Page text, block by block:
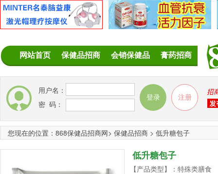
网站首页 保健品招商 会销保健品 膏药招商
用户名：
密 码：
您现在的位置： 868保健品招商网> 保健品招商 > 低升糖包子
低升糖包子
【产品类型】：特殊类膳食